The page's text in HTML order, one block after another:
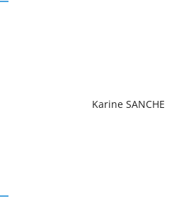
Karine SANCHE